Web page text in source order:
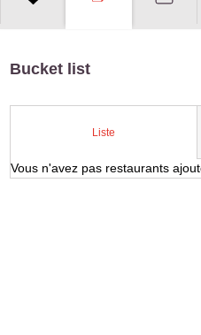
Bucket list
Liste
Vous n'avez pas restaurants